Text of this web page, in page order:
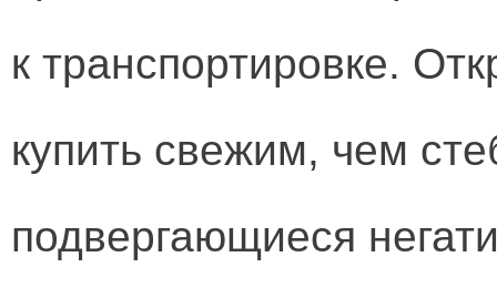
к транспортировке.
купить свежим, чем
подвергающиеся